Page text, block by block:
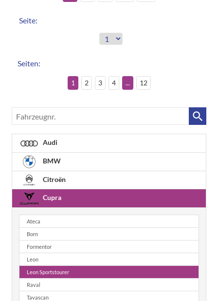
Seite:
Seiten:
1 2 3 4 ... 12
Fahrzeugnr.
Audi
BMW
Citroën
Cupra
Ateca
Born
Formentor
Leon
Leon Sportstourer
Raval
Tavascan